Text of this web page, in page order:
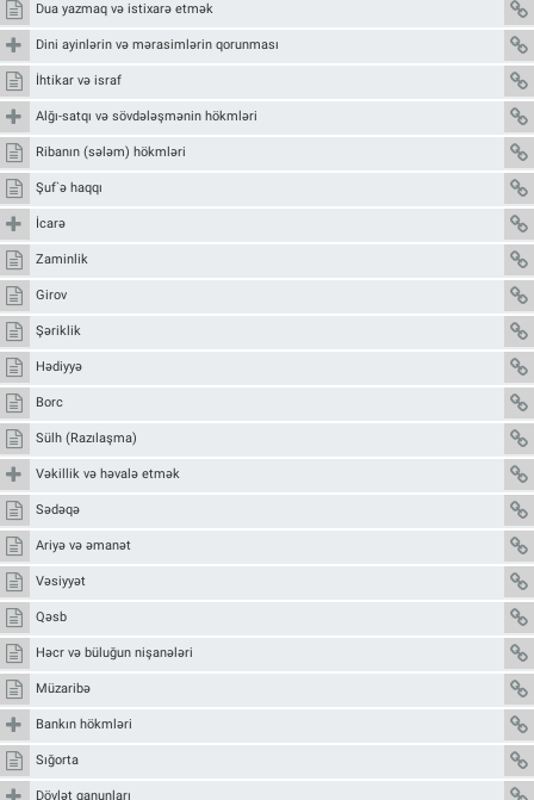
Dua yazmaq və istixarə etmək
Dini ayinlərin və mərasimlərin qorunması
İhtikar və israf
Alğı-satqı və sövdələşmənin hökmləri
Ribanın (sələm) hökmləri
Şuf`ə haqqı
İcarə
Zaminlik
Girov
Şəriklik
Hədiyyə
Borc
Sülh (Razılaşma)
Vəkillik və həvalə etmək
Sədəqə
Ariyə və əmanət
Vəsiyyət
Qəsb
Həcr və büluğun nişanələri
Müzaribə
Bankın hökmləri
Sığorta
Dövlət qanunları